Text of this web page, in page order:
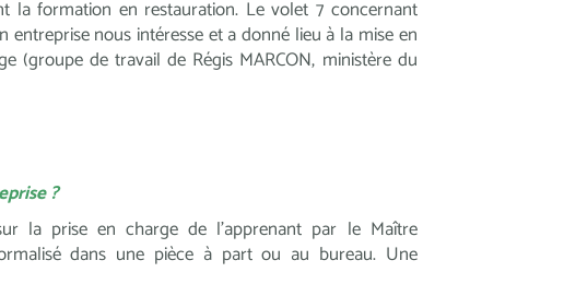
la formation en restauration. Le volet 7 concernant
entreprise nous intéresse et a donné lieu à la mise en
(groupe de travail de Régis MARCON, ministère du
?
la prise en charge de l’apprenant par le Maître
dans une pièce à part ou au bureau. Une